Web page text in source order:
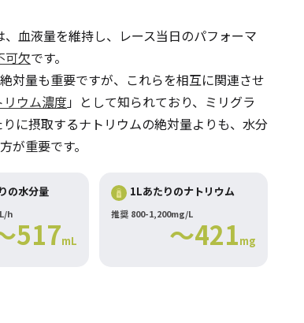
血液量を維持し、レース当日のパフォーマ
可欠です。
対量も重要ですが、これらを相互に関連させ
ウム濃度」として知られており、ミリグラ
に摂取するナトリウムの絶対量よりも、水分
が重要です。
の水分量
h
517mL
1Lあたりのナトリウム
推奨 800-1,200mg/L
～421mg